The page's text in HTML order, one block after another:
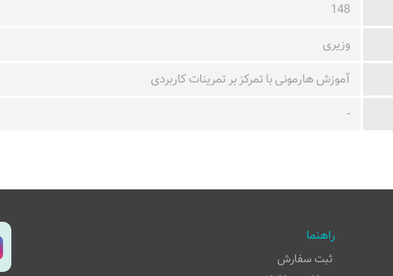
148
وزیری
آموزش هارمونی با تمرکز بر تمرینات کاربردی
-
راهنما
ثبت سفارش